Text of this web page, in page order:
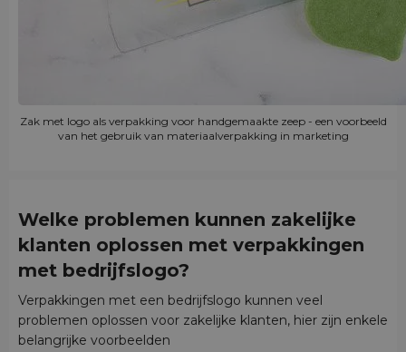
Zak met logo als verpakking voor handgemaakte zeep - een voorbeeld
van het gebruik van materiaalverpakking in marketing
Welke problemen kunnen zakelijke
klanten oplossen met verpakkingen
met bedrijfslogo?
Verpakkingen met een bedrijfslogo kunnen veel
problemen oplossen voor zakelijke klanten, hier zijn enkele
belangrijke voorbeelden